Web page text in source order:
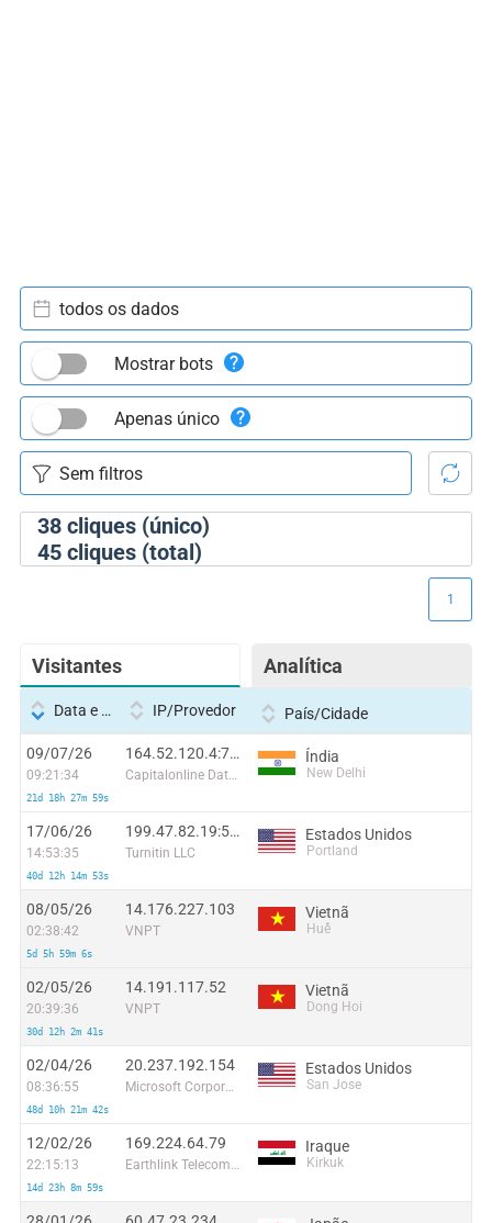
38cliques (único)
45cliques (total)
todos os dados
Mostrar bots
Apenas único
Visitantes Analítica
1
Data e hora IP/Provedor País/Cidade
09/07/26
09:21:34
21d 18h 27m 59s
164.52.120.4:7367
Capitalonline Data Service (HK) Co
Índia
New Delhi
17/06/26
14:53:35
40d 12h 14m 53s
199.47.82.19:50826
Turnitin LLC
Estados Unidos
Portland
08/05/26
02:38:42
5d 5h 59m 6s
14.176.227.103
VNPT
Vietnã
Huế
02/05/26
20:39:36
30d 12h 2m 41s
14.191.117.52
VNPT
Vietnã
Dong Hoi
02/04/26
08:36:55
48d 10h 21m 42s
20.237.192.154
Microsoft Corporation
Estados Unidos
San Jose
12/02/26
22:15:13
14d 23h 8m 59s
169.224.64.79
Earthlink Telecommunications Equipment Trading & Services DMCC
Iraque
Kirkuk